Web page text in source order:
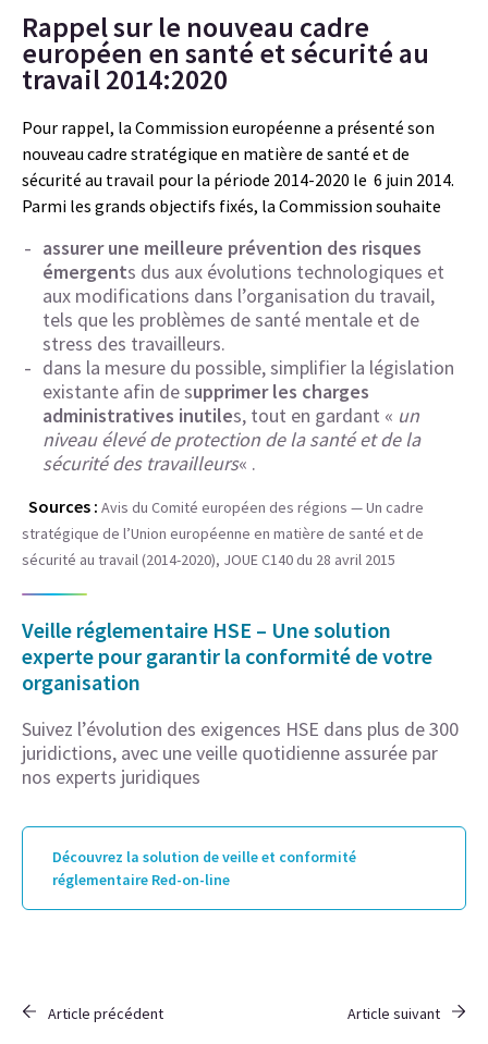
Rappel sur le nouveau cadre
européen en santé et sécurité au
travail 2014:2020
Pour rappel, la Commission européenne a présenté son
nouveau cadre stratégique en matière de santé et de
sécurité au travail pour la période 2014-2020 le 6 juin 2014.
Parmi les grands objectifs fixés, la Commission souhaite
assurer une meilleure prévention des risques
émergents dus aux évolutions technologiques et
aux modifications dans l’organisation du travail,
tels que les problèmes de santé mentale et de
stress des travailleurs.
dans la mesure du possible, simplifier la législation
existante afin de supprimer les charges
administratives inutiles, tout en gardant « un
niveau élevé de protection de la santé et de la
sécurité des travailleurs« .
Sources : Avis du Comité européen des régions — Un cadre
stratégique de l’Union européenne en matière de santé et de
sécurité au travail (2014-2020), JOUE C140 du 28 avril 2015
Veille réglementaire HSE – Une solution
experte pour garantir la conformité de votre
organisation
Suivez l’évolution des exigences HSE dans plus de 300
juridictions, avec une veille quotidienne assurée par
nos experts juridiques
Découvrez la solution de veille et conformité
réglementaire Red-on-line
Article précédent Article suivant